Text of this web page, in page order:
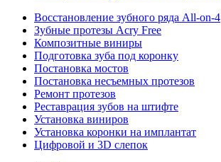
Восстановление зубного ряда All‑on‑4
Зубные протезы Acry Free
Композитные виниры
Подготовка зуба под коронку
Постановка мостов
Постановка несъемных протезов
Ремонт протезов
Реставрация зубов на штифте
Установка виниров
Установка коронки на имплантат
Цифровой и 3D слепок